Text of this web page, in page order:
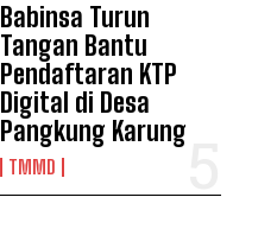
Babinsa Turun
Tangan Bantu
Pendaftaran KTP
Digital di Desa
Pangkung Karung
TMMD